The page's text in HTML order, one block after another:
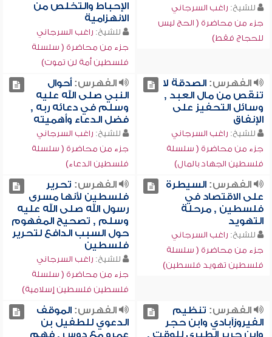
للشيخ: راغب السرجاني
جزء من محاضرة ( الحج ليس
للحجاج فقط)
الإحباط والتخلص من
الانهزامية
للشيخ: راغب السرجاني
جزء من محاضرة ( سلسلة
فلسطين أمة لن تموت)
الفهرس:الصدقة لا
تنقص من مال العبد ,
وسائل التحفيز على
الإنفاق
للشيخ: راغب السرجاني
جزء من محاضرة ( سلسلة
فلسطين الجهاد بالمال)
الفهرس:أحوال
النبي صلى الله عليه
وسلم في دعائه ربه ,
فضل الدعاء وأهميته
للشيخ: راغب السرجاني
جزء من محاضرة ( سلسلة
فلسطين الدعاء)
الفهرس:السيطرة
على الاقتصاد في
فلسطين , مرحلة
التهويد
للشيخ: راغب السرجاني
جزء من محاضرة ( سلسلة
فلسطين تهويد فلسطين)
الفهرس: تحرير
فلسطين لأنها مسرى
رسول الله صلى الله عليه
وسلم , تصحيح المفهوم
حول السبب الدافع لتحرير
فلسطين
للشيخ: راغب السرجاني
جزء من محاضرة ( سلسلة
فلسطين فلسطين إسلامية)
الفهرس: تنظيم
الفيروزآبادي وابن حجر
وابن جرير الطبري للوقت ,
الفهرس:الموقف
الدعوي للطفيل بن
عمرو مع دوس , فهم